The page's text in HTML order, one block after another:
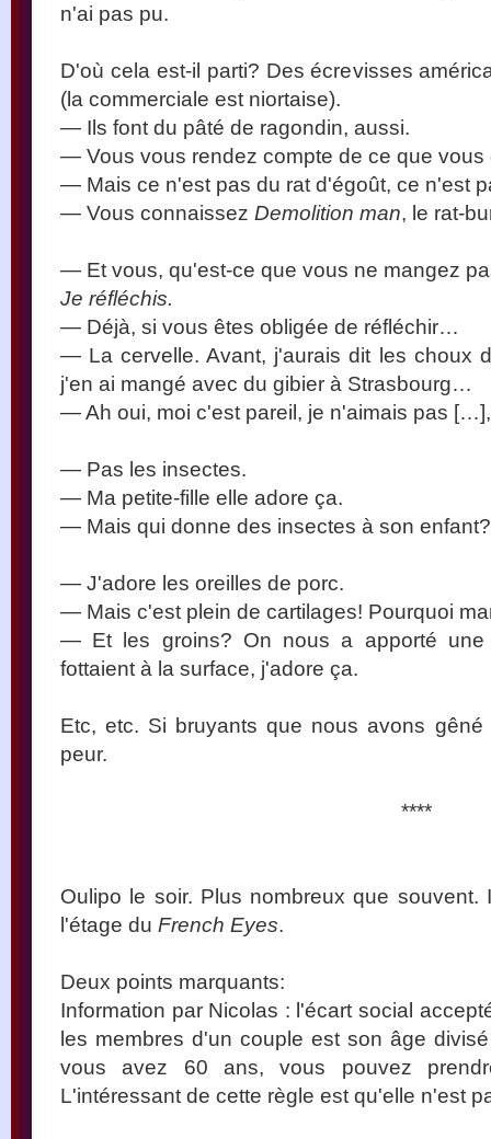
n'ai pas pu.
D'où cela est-il parti? Des écrevisses
(la commerciale est niortaise).
— Ils font du pâté de ragondin, aussi.
— Vous vous rendez compte de ce que vous
— Mais ce n'est pas du rat d'égoût, ce n'est
— Vous connaissez Demolition man, le rat-
— Et vous, qu'est-ce que vous ne mangez
Je réfléchis.
— Déjà, si vous êtes obligée de réfléchir…
— La cervelle. Avant, j'aurais dit les choux
j'en ai mangé avec du gibier à Strasbourg…
— Ah oui, moi c'est pareil, je n'aimais pas
— Pas les insectes.
— Ma petite-fille elle adore ça.
— Mais qui donne des insectes à son enfant?
— J'adore les oreilles de porc.
— Mais c'est plein de cartilages! Pourquoi
— Et les groins? On nous a apporté une
fottaient à la surface, j'adore ça.
Etc, etc. Si bruyants que nous avons
peur.
****
Oulipo le soir. Plus nombreux que
l'étage du French Eyes.
Deux points marquants:
Information par Nicolas : l'écart social
les membres d'un couple est son âge
vous avez 60 ans, vous pouvez
L'intéressant de cette règle est qu'elle n'est